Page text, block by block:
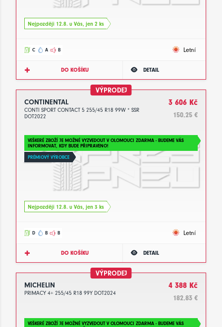
Nejpozději 12.8. u Vás, jen 2 ks
C A B Letní
DO KOŠÍKU DETAIL
VÝPRODEJ
CONTINENTAL
CONTI SPORT CONTACT 5 255/45 R18 99W * SSR
DOT2022
3 606 Kč
150.25 €
VEŠKERÉ ZBOŽÍ JE MOŽNÉ VYZVEDOUT V OLOMOUCI ZDARMA - BUDEME VÁS
INFORMOVAT, KDY BUDE PŘIPRAVENO!
PRÉMIOVÝ VÝROBCE
Nejpozději 12.8. u Vás, jen 3 ks
D B B Letní
DO KOŠÍKU DETAIL
VÝPRODEJ
MICHELIN
PRIMACY 4+ 255/45 R18 99Y DOT2024
4 388 Kč
182.83 €
VEŠKERÉ ZBOŽÍ JE MOŽNÉ VYZVEDOUT V OLOMOUCI ZDARMA - BUDEME VÁS